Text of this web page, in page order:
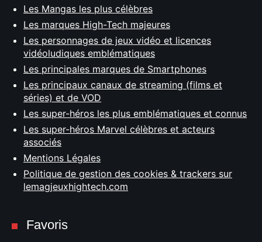
Les Mangas les plus célèbres
Les marques High-Tech majeures
Les personnages de jeux vidéo et licences
vidéoludiques emblématiques
Les principales marques de Smartphones
Les principaux canaux de streaming (films et
séries) et de VOD
Les super-héros les plus emblématiques et connus
Les super-héros Marvel célèbres et acteurs
associés
Mentions Légales
Politique de gestion des cookies & trackers sur
lemagjeuxhightech.com
Favoris